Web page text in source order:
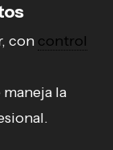
con control
la